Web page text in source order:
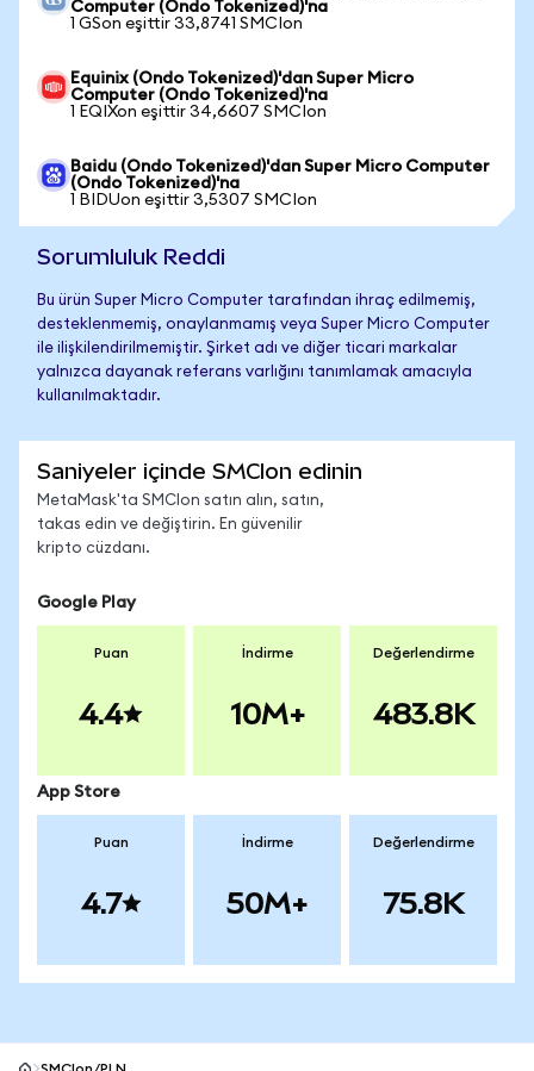
Computer (Ondo Tokenized)'na
1 GSon eşittir 33,8741 SMCIon
Equinix (Ondo Tokenized)'dan Super Micro
Computer (Ondo Tokenized)'na
1 EQIXon eşittir 34,6607 SMCIon
Baidu (Ondo Tokenized)'dan Super Micro Computer
(Ondo Tokenized)'na
1 BIDUon eşittir 3,5307 SMCIon
Sorumluluk Reddi
Bu ürün Super Micro Computer tarafından ihraç edilmemiş,
desteklenmemiş, onaylanmamış veya Super Micro Computer
ile ilişkilendirilmemiştir. Şirket adı ve diğer ticari markalar
yalnızca dayanak referans varlığını tanımlamak amacıyla
kullanılmaktadır.
Saniyeler içinde SMCIon edinin
MetaMask'ta SMCIon satın alın, satın,
takas edin ve değiştirin. En güvenilir
kripto cüzdanı.
Google Play
Puan
4.4
İndirme
10M+
Değerlendirme
483.8K
App Store
Puan
4.7
İndirme
50M+
Değerlendirme
75.8K